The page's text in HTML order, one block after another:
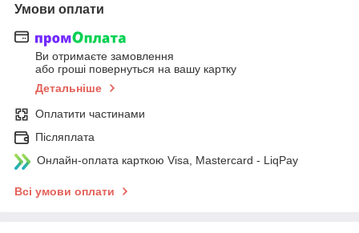
Умови оплати
Ви отримаєте замовлення
або гроші повернуться на вашу картку
Детальніше
Оплатити частинами
Післяплата
Онлайн-оплата карткою Visa, Mastercard - LiqPay
Всі умови оплати